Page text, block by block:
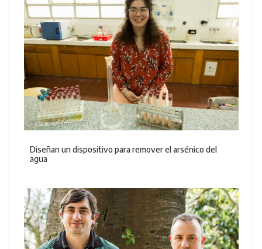
Diseñan un dispositivo para remover el arsénico del
agua